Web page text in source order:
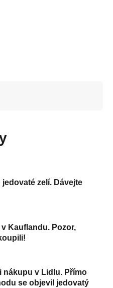
zelí. Dávejte
Kauflandu. Pozor,
nákupu v Lidlu. Přímo
se objevil jedovatý